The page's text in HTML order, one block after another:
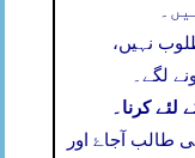
نہیں،
لگے۔
کرنا۔
طالب آجاۓ اور